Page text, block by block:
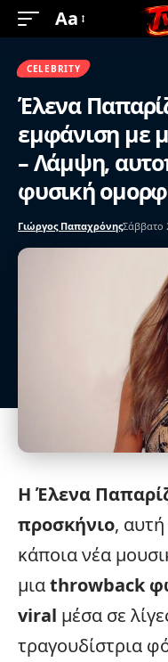
Aa
CELEBRITY
Έλενα
εμφάνιση με
– Λάμψη,
φυσική
Γιώργος ΠαπαχρόνηςΣάββατο
Η Έλενα
προσκήνιο,
κάποια νέα
μιαthrowback
viral μέσα σε
τραγουδίστρια